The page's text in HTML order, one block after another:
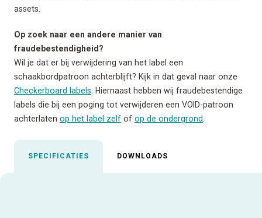
assets.
Op zoek naar een andere manier van
fraudebestendigheid?
Wil je dat er bij verwijdering van het label een
schaakbordpatroon achterblijft? Kijk in dat geval naar onze
Checkerboard labels . Hiernaast hebben wij fraudebestendige
labels die bij een poging tot verwijderen een VOID-patroon
achterlaten op het label zelf of op de ondergrond
SPECIFICATIES DOWNLOADS